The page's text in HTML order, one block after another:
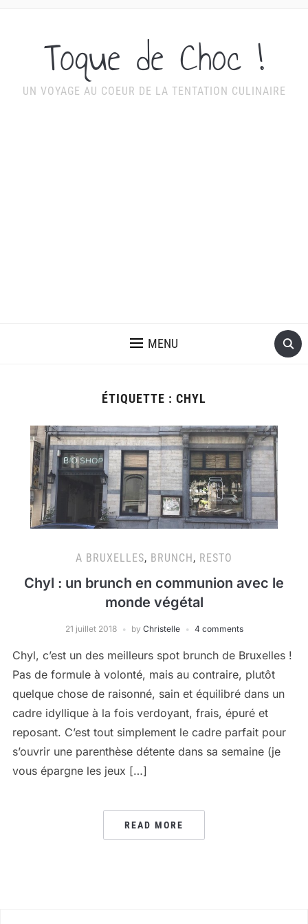
Toque de Choc !
UN VOYAGE AU COEUR DE LA TENTATION CULINAIRE
MENU
ÉTIQUETTE : CHYL
A BRUXELLES, BRUNCH, RESTO
Chyl : un brunch en communion avec le
monde végétal
21 juillet 2018 by Christelle 4 comments
Chyl, c’est un des meilleurs spot brunch de Bruxelles !
Pas de formule à volonté, mais au contraire, plutôt
quelque chose de raisonné, sain et équilibré dans un
cadre idyllique à la fois verdoyant, frais, épuré et
reposant. C’est tout simplement le cadre parfait pour
s’ouvrir une parenthèse détente dans sa semaine (je
vous épargne les jeux […]
READ MORE